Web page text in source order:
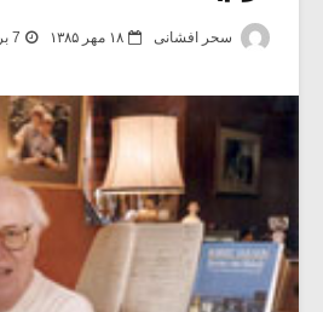
سحر افشانی ۱۸ مهر ۱۳۸۵ 7 برچسب -